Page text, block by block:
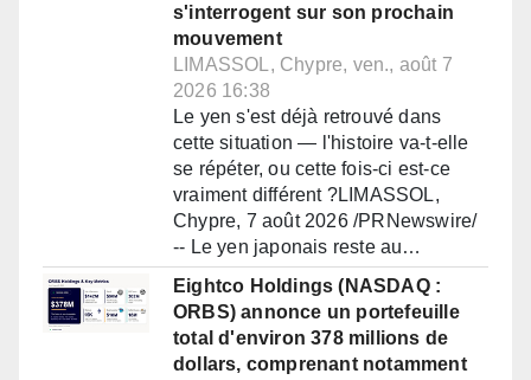
s'interrogent sur son prochain
mouvement
LIMASSOL, Chypre, ven., août 7
2026 16:38
Le yen s'est déjà retrouvé dans
cette situation — l'histoire va-t-elle
se répéter, ou cette fois-ci est-ce
vraiment différent ?LIMASSOL,
Chypre, 7 août 2026 /PRNewswire/
-- Le yen japonais reste au…
Eightco Holdings (NASDAQ :
ORBS) annonce un portefeuille
total d'environ 378 millions de
dollars, comprenant notamment